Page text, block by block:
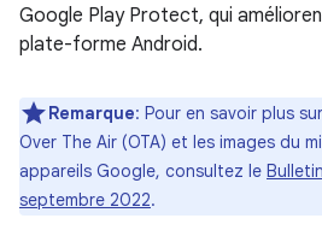
Google Play Protect, qui
plate-forme Android.
Remarque: Pour en savoir plus
Over The Air (OTA) et les images du
appareils Google, consultez le
septembre 2022.